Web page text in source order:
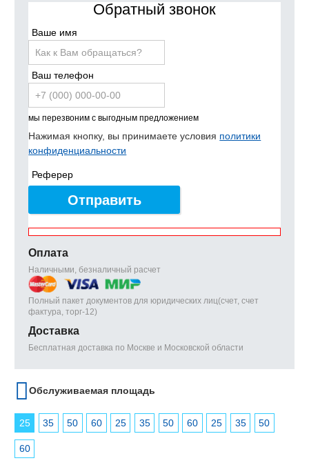
Обратный звонок
Ваше имя
Ваш телефон
мы перезвоним с выгодным предложением
Нажимая кнопку, вы принимаете условия политики
конфиденциальности
Реферер
Отправить
Оплата
Наличными, безналичный расчет
Полный пакет документов для юридических лиц(счет, счет
фактура, торг-12)
Доставка
Бесплатная доставка по Москве и Московской области
Обслуживаемая площадь
25 35 50 60 25 35 50 60 25 35 50
60